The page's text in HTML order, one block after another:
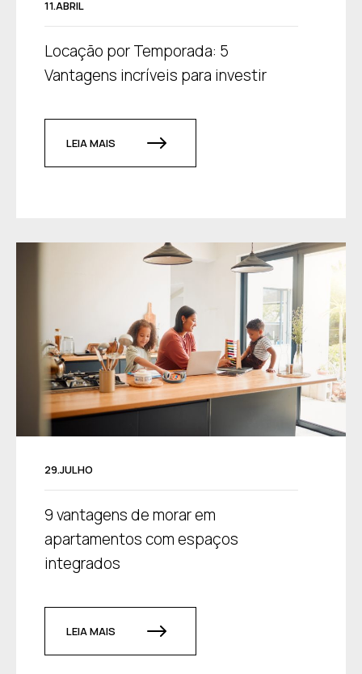
11.ABRIL
Locação por Temporada: 5
Vantagens incríveis para investir
LEIA MAIS
29.JULHO
9 vantagens de morar em
apartamentos com espaços
integrados
LEIA MAIS